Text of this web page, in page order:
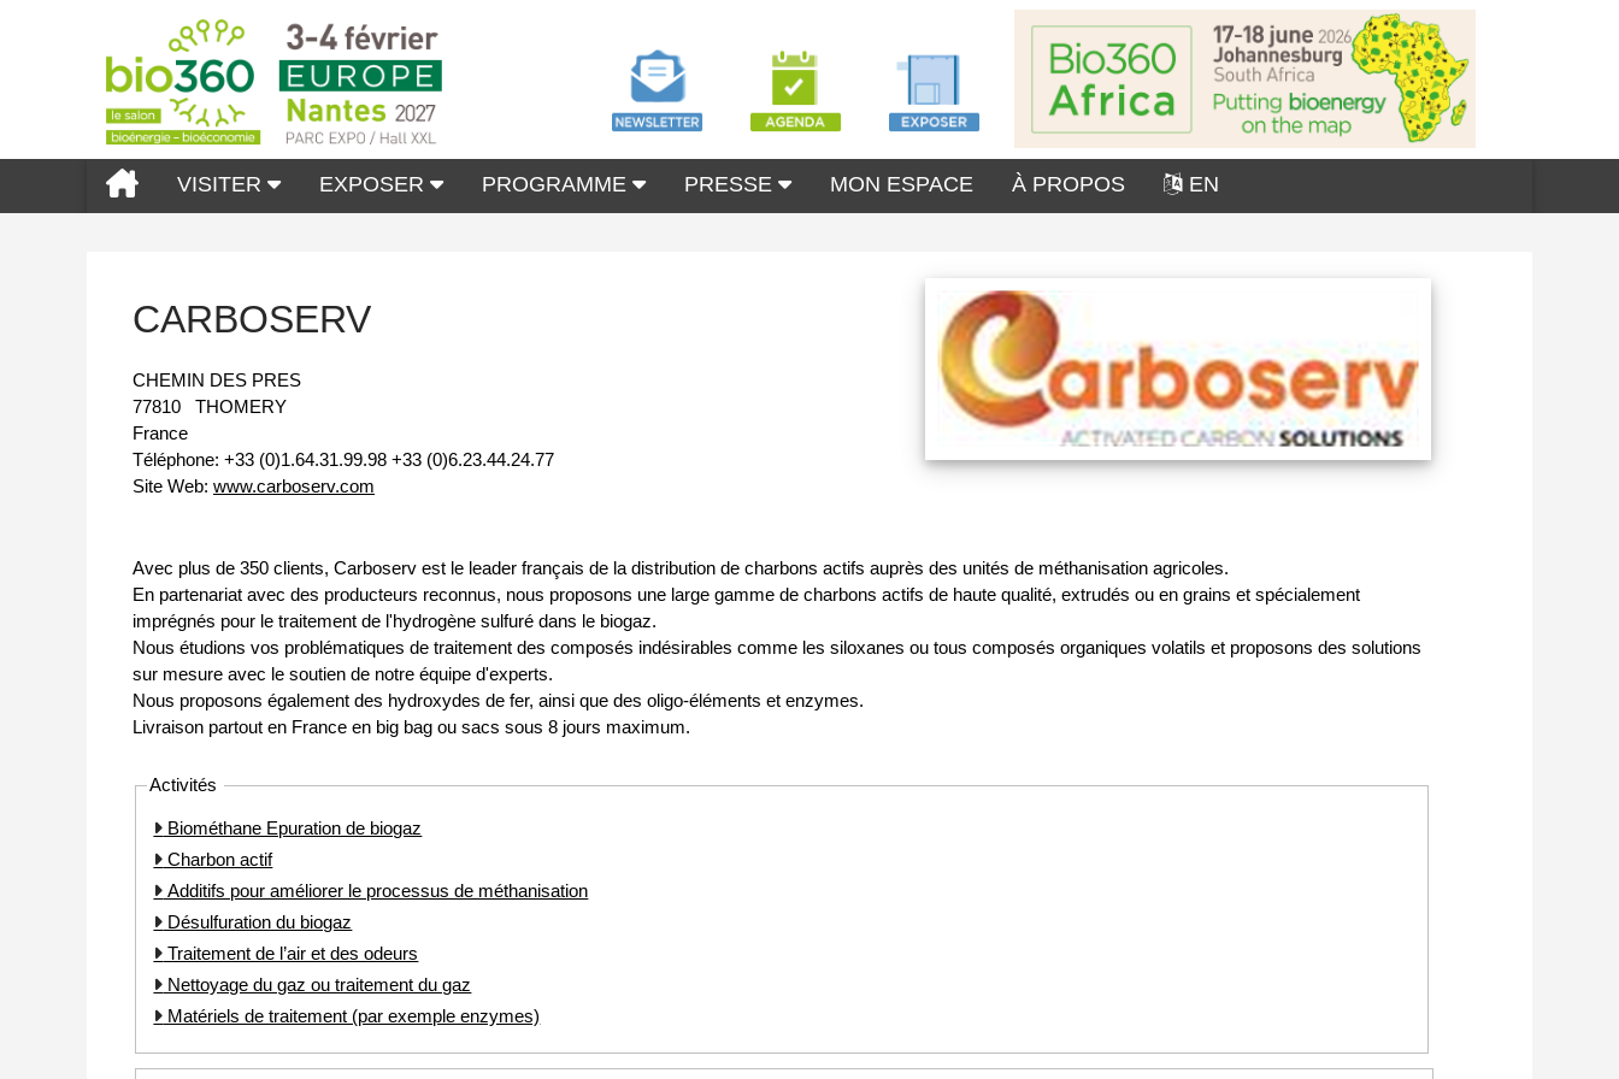
VISITER EXPOSER PROGRAMME PRESSE MON ESPACE À PROPOS EN
CARBOSERV
CHEMIN DES PRES
77810
THOMERY
France
Téléphone: +33 (0)1.64.31.99.98 +33 (0)6.23.44.24.77
Site Web: www.carboserv.com
Avec plus de 350 clients, Carboserv est le leader français de la distribution de charbons actifs auprès des unités de méthanisation agricoles.
En partenariat avec des producteurs reconnus, nous proposons une large gamme de charbons actifs de haute qualité, extrudés ou en grains et spécialement
imprégnés pour le traitement de l'hydrogène sulfuré dans le biogaz.
Nous étudions vos problématiques de traitement des composés indésirables comme les siloxanes ou tous composés organiques volatils et proposons des solutions
sur mesure avec le soutien de notre équipe d'experts.
Nous proposons également des hydroxydes de fer, ainsi que des oligo-éléments et enzymes.
Livraison partout en France en big bag ou sacs sous 8 jours maximum.
Activités
Biométhane Epuration de biogaz
Charbon actif
Additifs pour améliorer le processus de méthanisation
Désulfuration du biogaz
Traitement de l’air et des odeurs
Nettoyage du gaz ou traitement du gaz
Matériels de traitement (par exemple enzymes)